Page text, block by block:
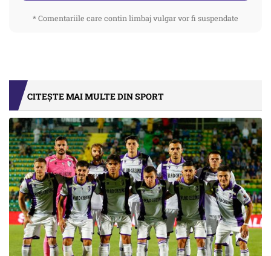
* Comentariile care contin limbaj vulgar vor fi suspendate
CITEȘTE MAI MULTE DIN SPORT